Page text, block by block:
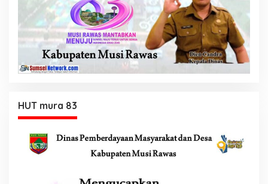
HUT mura 83